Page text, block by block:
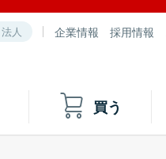
法人 企業情報 採用情報
買う